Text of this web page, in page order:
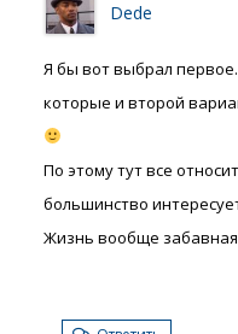
Dede
Я бы вот выбрал
которые и второй
По этому тут все
большинство
Жизнь вообще